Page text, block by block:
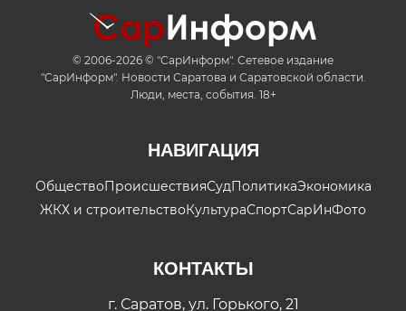
© 2006-2026 © "СарИнформ". Сетевое издание
"СарИнформ". Новости Саратова и Саратовской области.
Люди, места, события. 18+
НАВИГАЦИЯ
ОбществоПроисшествияСудПолитикаЭкономика
ЖКХ и строительствоКультураСпортСарИнФото
КОНТАКТЫ
г. Саратов, ул. Горького, 21